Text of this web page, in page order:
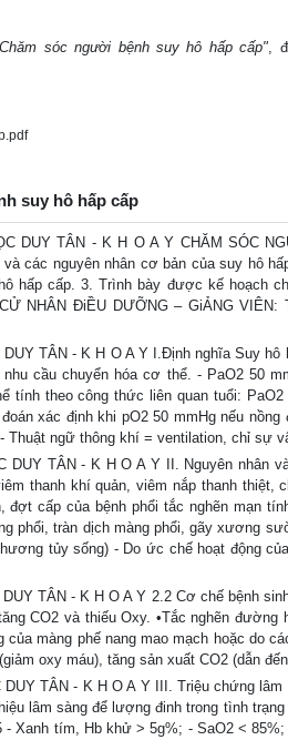
sóc người bệnh suy hô hấp cấp",
suy hô hấp cấp
DUY TÂN - K H O A Y CHĂM SÓC
các nguyên nhân cơ bản của suy hô
hấp cấp. 3. Trình bày được kế hoạch
NHÂN ĐiỀU DƯỠNG – GiẢNG VIÊN:
TÂN - K H O A Y I.Định nghĩa Suy hô
cầu chuyển hóa cơ thể. - PaO2 50
tính theo công thức liên quan tuổi:
xác định khi pO2 50 mmHg nếu
ngữ thông khí = ventilation, chỉ sự
TÂN - K H O A Y II. Nguyên nhân
thanh khí quản, viêm nắp thanh thiệt,
cấp của bệnh phổi tắc nghẽn mạn
phổi, tràn dịch màng phổi, gãy xương
tủy sống) - Do ức chế hoạt động
TÂN - K H O A Y 2.2 Cơ chế bệnh
CO2 và thiếu Oxy. •Tắc nghẽn
màng phế nang mao mạch hoặc do
oxy máu), tăng sản xuất CO2 (dẫn
TÂN - K H O A Y III. Triệu chứng
lâm sàng để lượng đinh trong tình
Xanh tím, Hb khử > 5g%; - SaO2 <